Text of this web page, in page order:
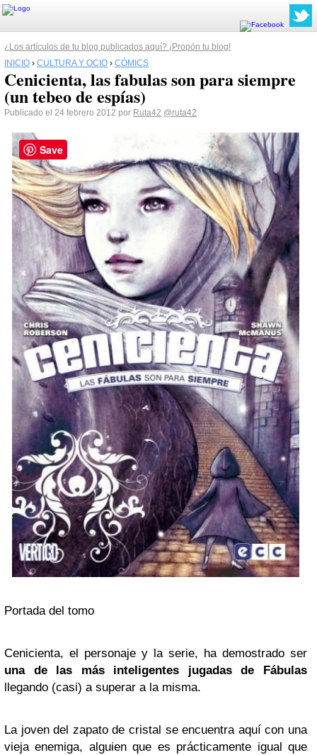
¿Los artículos de tu blog publicados aquí? ¡Propón tu blog!
INICIO › CULTURA Y OCIO › CÓMICS
Cenicienta, las fabulas son para siempre
(un tebeo de espías)
Publicado el 24 febrero 2012 por Ruta42 @ruta42
Portada del tomo
Cenicienta, el personaje y la serie, ha demostrado ser
una de las más inteligentes jugadas de Fábulas
llegando (casi) a superar a la misma.
La joven del zapato de cristal se encuentra aquí con una
vieja enemiga, alguien que es prácticamente igual que
Save